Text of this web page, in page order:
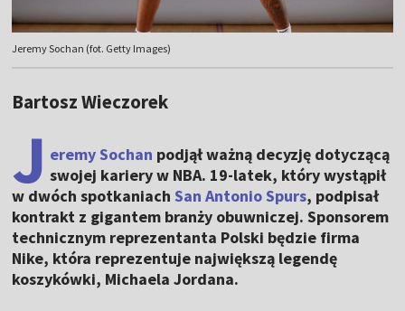
Jeremy Sochan (fot. Getty Images)
Bartosz Wieczorek
J eremy Sochan podjął ważną decyzję dotyczącą
swojej kariery w NBA. 19-latek, który wystąpił
w dwóch spotkaniachSan Antonio Spurs, podpisał
kontrakt z gigantem branży obuwniczej. Sponsorem
technicznym reprezentanta Polski będzie firma
Nike, która reprezentuje największą legendę
koszykówki, Michaela Jordana.